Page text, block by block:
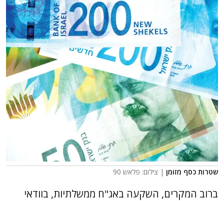
שטרות כסף מזומן | צילום: פלאש 90
ברוב המקרים, השקעה באג"ח ממשלתיות, בוודאי